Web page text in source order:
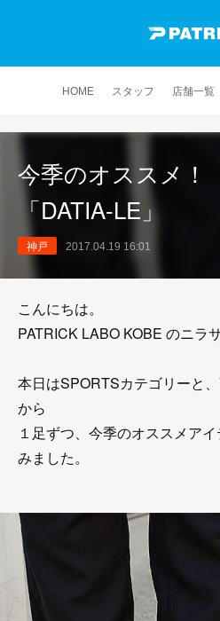
HOME スタッフ 店舗一覧
今季のオススメ！
「DATIA-LE」
神戸 2017.04.19 16:01
こんにちは。
PATRICK LABO KOBE のニラ
本日はSPORTSカテゴリーと
から
１足ずつ、今季のオススメア
みました。